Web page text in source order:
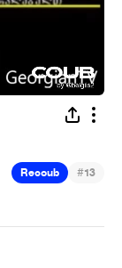
Recoub #13